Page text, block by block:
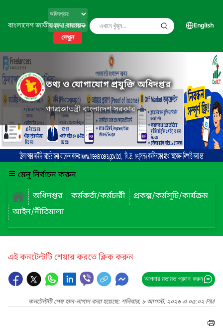
বাংলাদেশ জাতীয় তথ্য বাতায়ন
দেখুন
English
তথ্য ও যোগাযোগ প্রযুক্তি অধিদপ্তর
গণপ্রজাতন্ত্রী বাংলাদেশ সরকার
মেনু নির্বাচন করুন
অধিদপ্তর
কর্মকর্তা/কর্মচারী
প্রকল্প/কর্মসূচি/কার্যক্রম
আইন/নীতিমালা
এই কনটেন্টটি শেয়ার করতে ক্লিক করুন
আপনার মতামত প্রদান করুন
কনটেন্টটি শেষ হাল-নাগাদ করা হয়েছে: শনিবার, ৮ আগস্ট, ২০২৬ এ ০৫:০২ PM